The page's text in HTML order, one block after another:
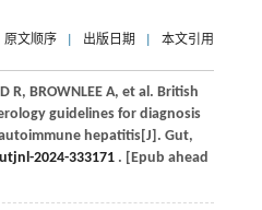
原文顺序 出版日期 本文引用
R, BROWNLEE A, et al. British
guidelines for diagnosis
hepatitis[J]. Gut,
2024-333171. [Epub ahead